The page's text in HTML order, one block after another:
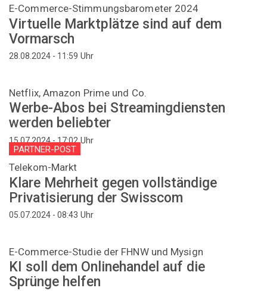
E-Commerce-Stimmungsbarometer 2024
Virtuelle Marktplätze sind auf dem
Vormarsch
28.08.2024 - 11:59 Uhr
Netflix, Amazon Prime und Co.
Werbe-Abos bei Streamingdiensten
werden beliebter
15.07.2024 - 17:02Uhr
PARTNER-POST
Telekom-Markt
Klare Mehrheit gegen vollständige
Privatisierung der Swisscom
05.07.2024 - 08:43 Uhr
E-Commerce-Studie der FHNW und Mysign
KI soll dem Onlinehandel auf die
Sprünge helfen